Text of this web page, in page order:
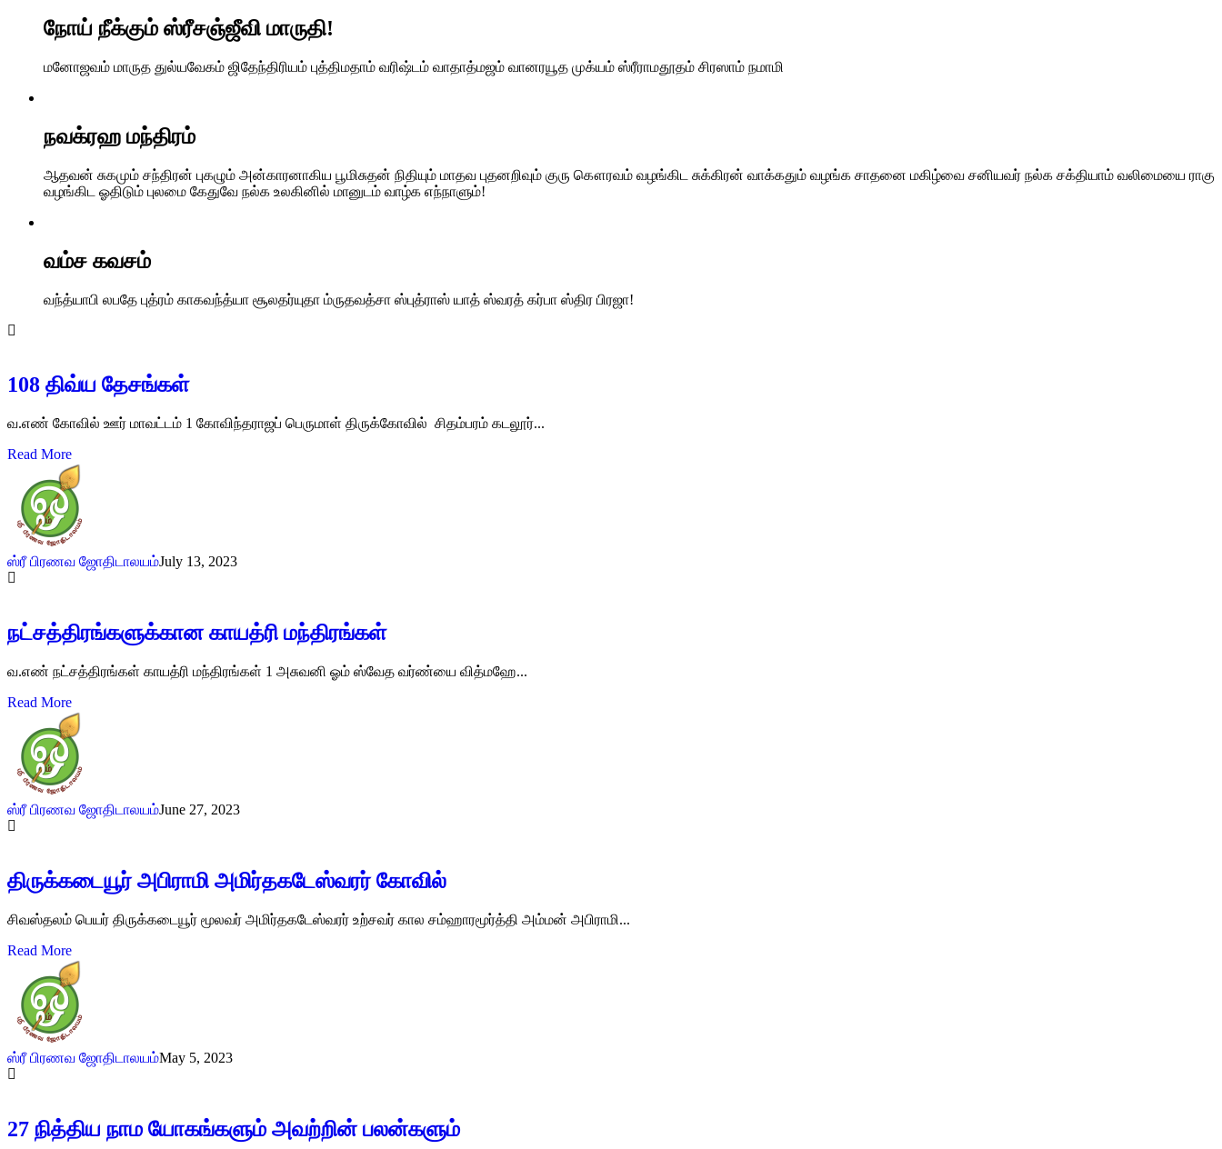
நோய் நீக்கும் ஸ்ரீசஞ்ஜீவி மாருதி!
மனோஜவம் மாருத துல்யவேகம் ஜிதேந்திரியம் புத்திமதாம் வரிஷ்டம் வாதாத்மஜம் வானரயூத முக்யம் ஸ்ரீராமதூதம் சிரஸாம் நமாமி
நவக்ரஹ மந்திரம்
ஆதவன் சுகமும் சந்திரன் புகழும் அன்காரனாகிய பூமிசுதன் நிதியும் மாதவ புதனறிவும் குரு கௌரவம் வழங்கிட சுக்கிரன் வாக்கதும் வழங்க சாதனை மகிழ்வை சனியவர் நல்க சக்தியாம் வலிமையை ராகு
வழங்கிட ஓதிடும் புலமை கேதுவே நல்க உலகினில் மானுடம் வாழ்க எந்நாளும்!
வம்ச கவசம்
வந்த்யாபி லபதே புத்ரம் காகவந்த்யா சூலதர்யுதா ம்ருதவத்சா ஸ்புத்ராஸ் யாத் ஸ்வரத் கர்பா ஸ்திர பிரஜா!
108 திவ்ய தேசங்கள்
வ.எண் கோவில் ஊர் மாவட்டம் 1 கோவிந்தராஜப் பெருமாள் திருக்கோவில் சிதம்பரம் கடலூர்...
Read More
ஸ்ரீ பிரணவ ஜோதிடாலயம்July 13, 2023
நட்சத்திரங்களுக்கான காயத்ரி மந்திரங்கள்
வ.எண் நட்சத்திரங்கள் காயத்ரி மந்திரங்கள் 1 அசுவனி ஓம் ஸ்வேத வர்ண்யை வித்மஹே...
Read More
ஸ்ரீ பிரணவ ஜோதிடாலயம்June 27, 2023
திருக்கடையூர் அபிராமி அமிர்தகடேஸ்வரர் கோவில்
சிவஸ்தலம் பெயர் திருக்கடையூர் மூலவர் அமிர்தகடேஸ்வரர் உற்சவர் கால சம்ஹாரமூர்த்தி அம்மன் அபிராமி...
Read More
ஸ்ரீ பிரணவ ஜோதிடாலயம்May 5, 2023
27 நித்திய நாம யோகங்களும் அவற்றின் பலன்களும்